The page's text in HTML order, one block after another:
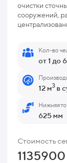
очистки
сооружений,
Кол-во
от 1 до
12 м3 в
Нижняя
625 мм
Стоимость